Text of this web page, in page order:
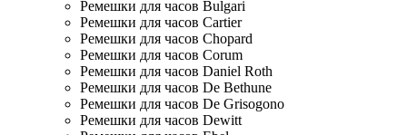
Ремешки для часов Bulgari
Ремешки для часов Cartier
Ремешки для часов Chopard
Ремешки для часов Corum
Ремешки для часов Daniel Roth
Ремешки для часов De Bethune
Ремешки для часов De Grisogono
Ремешки для часов Dewitt